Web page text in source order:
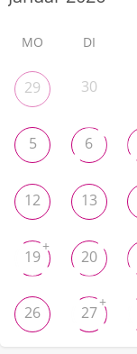
MO DI
29 30
5 6
12 13
19
+
20
26 27
+